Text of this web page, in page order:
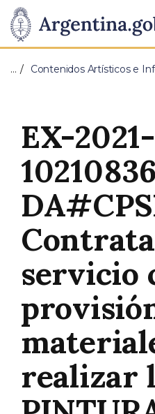
Presidencia
de
Nación
Pasar al contenido
… Contenidos Artísticos e
EX-2021-
servicio
realizar